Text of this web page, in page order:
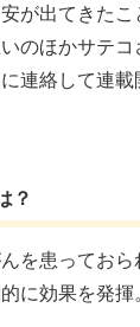
が出てきた
のほかサテ
連絡して連載
？
を患ってお
に効果を発揮。